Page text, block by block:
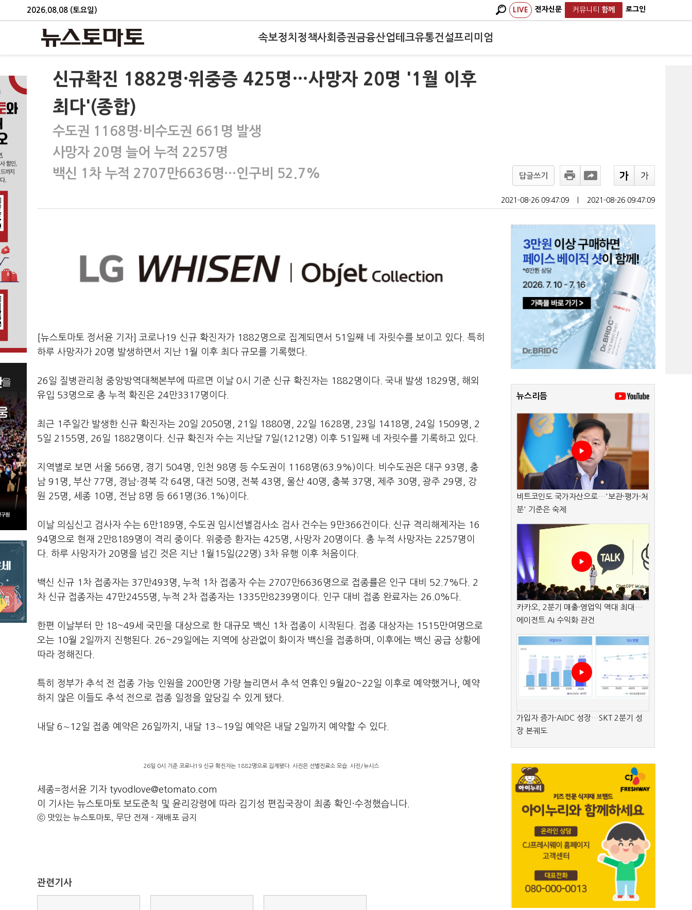
2026.08.08 (토요일) LIVE 전자신문 커뮤니티 함께 로그인
속보정치 정책사회 증권금융산업테크유통건설프리미엄
신규확진 1882명·위중증 425명…사망자 20명 '1월 이후
최다'(종합)
수도권 1168명·비수도권 661명 발생
사망자 20명 늘어 누적 2257명
백신 1차 누적 2707만6636명…인구비 52.7%
답글쓰기
2021-08-26 09:47:09 2021-08-26 09:47:09
[뉴스토마토 정서윤 기자] 코로나19 신규 확진자가 1882명으로 집계되면서 51일째 네 자릿수를 보이고 있다. 특히
하루 사망자가 20명 발생하면서 지난 1월 이후 최다 규모를 기록했다.
26일 질병관리청 중앙방역대책본부에 따르면 이날 0시 기준 신규 확진자는 1882명이다. 국내 발생 1829명, 해외
유입 53명으로 총 누적 확진은 24만3317명이다.
최근 1주일간 발생한 신규 확진자는 20일 2050명, 21일 1880명, 22일 1628명, 23일 1418명, 24일 1509명, 2
5일 2155명, 26일 1882명이다. 신규 확진자 수는 지난달 7일(1212명) 이후 51일째 네 자릿수를 기록하고 있다.
지역별로 보면 서울 566명, 경기 504명, 인천 98명 등 수도권이 1168명(63.9%)이다. 비수도권은 대구 93명, 충
남 91명, 부산 77명, 경남·경북 각 64명, 대전 50명, 전북 43명, 울산 40명, 충북 37명, 제주 30명, 광주 29명, 강
원 25명, 세종 10명, 전남 8명 등 661명(36.1%)이다.
이날 의심신고 검사자 수는 6만189명, 수도권 임시선별검사소 검사 건수는 9만366건이다. 신규 격리해제자는 16
94명으로 현재 2만8189명이 격리 중이다. 위중증 환자는 425명, 사망자 20명이다. 총 누적 사망자는 2257명이
다. 하루 사망자가 20명을 넘긴 것은 지난 1월15일(22명) 3차 유행 이후 처음이다.
백신 신규 1차 접종자는 37만493명, 누적 1차 접종자 수는 2707만6636명으로 접종률은 인구 대비 52.7%다. 2
차 신규 접종자는 47만2455명, 누적 2차 접종자는 1335만8239명이다. 인구 대비 접종 완료자는 26.0%다.
한편 이날부터 만 18~49세 국민을 대상으로 한 대규모 백신 1차 접종이 시작된다. 접종 대상자는 1515만여명으로
오는 10월 2일까지 진행된다. 26~29일에는 지역에 상관없이 화이자 백신을 접종하며, 이후에는 백신 공급 상황에
따라 정해진다.
특히 정부가 추석 전 접종 가능 인원을 200만명 가량 늘리면서 추석 연휴인 9월20~22일 이후로 예약했거나, 예약
하지 않은 이들도 추석 전으로 접종 일정을 앞당길 수 있게 됐다.
내달 6∼12일 접종 예약은 26일까지, 내달 13∼19일 예약은 내달 2일까지 예약할 수 있다.
26일 0시 기준 코로나19 신규 확진자는 1882명으로 집계됐다. 사진은 선별진료소 모습. 사진/뉴시스
세종=정서윤 기자 tyvodlove@etomato.com
이 기사는 뉴스토마토 보도준칙 및 윤리강령에 따라 김기성 편집국장이 최종 확인·수정했습니다.
ⓒ 맛있는 뉴스토마토, 무단 전재 - 재배포 금지
관련기사
뉴스리듬
비트코인도 국가자산으로…'보관·평가·처
분' 기준은 숙제
카카오, 2분기 매출·영업익 역대 최대…
에이전트 AI 수익화 관건
가입자 증가·AIDC 성장…SKT 2분기 성
장 본궤도